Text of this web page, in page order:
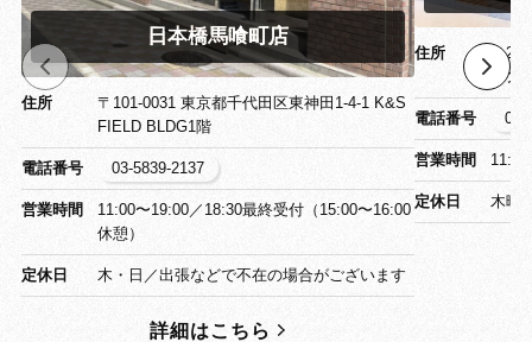
日本橋馬喰町店
住所
〒101-0031 東京都千代田区東神田1-4-1 K&S
FIELD BLDG1階
電話番号 03-5839-2137
営業時間
11:00〜19:00／18:30最終受付（15:00〜16:00
休憩）
定休日 木・日／出張などで不在の場合がございます
詳細はこちら
住所
〒
ワン
電話番号
営業時間
定休日 木曜